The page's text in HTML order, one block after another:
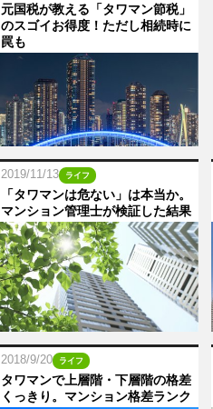
元国税が教える「タワマン節税」
のスゴイお得度！ただし相続時に
罠も
2019/11/13 ライフ
「タワマンは危ない」は本当か。
マンション管理士が検証した結果
2018/9/20 ライフ
タワマンで上層階・下層階の格差
くっきり。マンション格差ランク